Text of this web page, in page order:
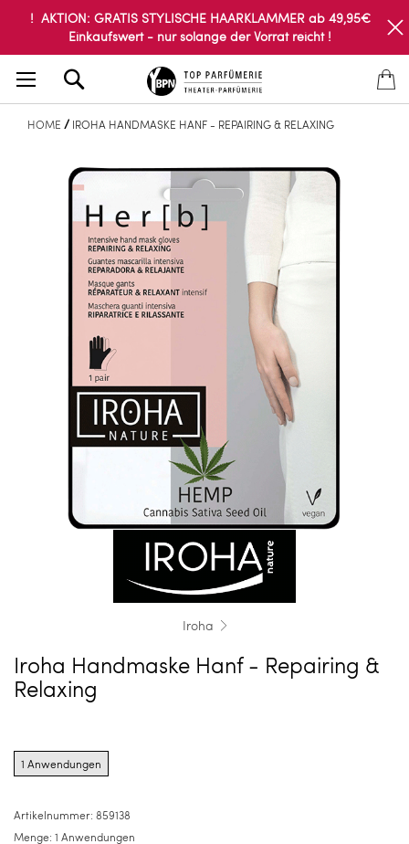
! AKTION: GRATIS STYLISCHE HAARKLAMMER ab 49,95€
Einkaufswert - nur solange der Vorrat reicht !
HOME IROHA HANDMASKE HANF - REPAIRING & RELAXING
Iroha
Iroha Handmaske Hanf - Repairing &
Relaxing
options
for
1 Anwendungen
Artikelnummer: 859138
Menge: 1 Anwendungen